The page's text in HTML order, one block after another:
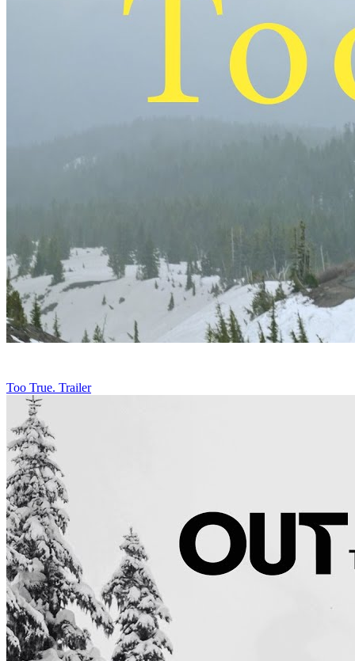
Too True. Trailer